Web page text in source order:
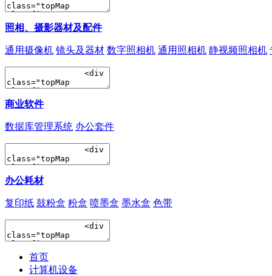
照相、摄影器材及配件
通用摄像机 镜头及器材 数字照相机 通用照相机 静视频照相机
商业软件
数据库管理系统 办公套件
办公耗材
复印纸 鼓粉盒 粉盒 喷墨盒 墨水盒 色带
首页
计算机设备